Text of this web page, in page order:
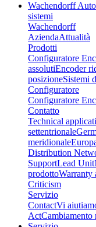
Wachendorff
sistemi
Wachendorff
AziendaAttualità
Prodotti
Configuratore
assolutiEncoder
posizioneSistemi
Configuratore
Configuratore
Contatto
Technical
settentrionale
meridionale
Distribution
SupportLead Unit
prodottoWarranty
Criticism
Servizio
ContactVi
ActCambiamento